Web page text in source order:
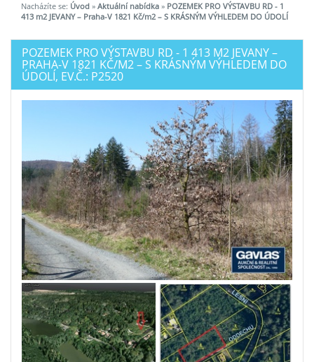
Nacházíte se: Úvod » Aktuální nabídka » POZEMEK PRO VÝSTAVBU RD - 1
413 m2 JEVANY – Praha-V 1821 Kč/m2 – S KRÁSNÝM VÝHLEDEM DO ÚDOLÍ
POZEMEK PRO VÝSTAVBU RD - 1 413 M2 JEVANY –
PRAHA-V 1821 KČ/M2 – S KRÁSNÝM VÝHLEDEM DO
ÚDOLÍ, EV.Č.: P2520